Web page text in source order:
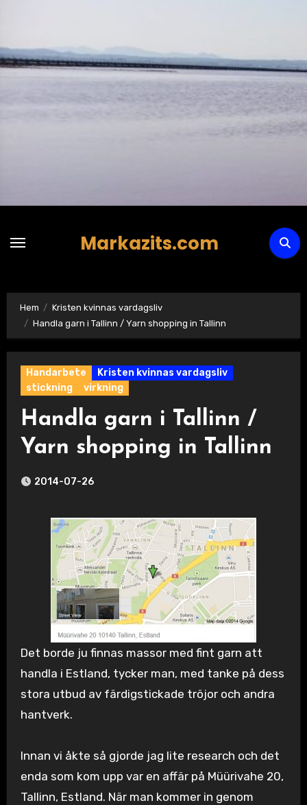
innehåll
Markazits.com
Hem
Kristen kvinnas vardagsliv
Handla garn i Tallinn / Yarn shopping in Tallinn
Handarbete
Kristen kvinnas vardagsliv
stickning
virkning
Handla garn i Tallinn /
Yarn shopping in Tallinn
2014-07-26
Det borde ju finnas massor med fint garn att
handla i Estland, tycker man, med tanke på dess
stora utbud av färdigstickade tröjor och andra
hantverk.
Innan vi åkte så gjorde jag lite research och det
enda som kom upp var en affär på Müürivahe 20,
Tallinn, Estland. När man kommer in genom